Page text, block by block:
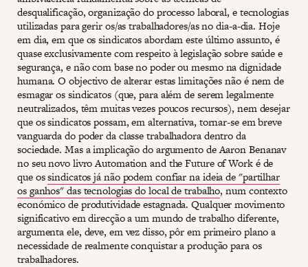
desqualificação, organização do processo laboral, e tecnologias
utilizadas para gerir os/as trabalhadores/as no dia-a-dia. Hoje
em dia, em que os sindicatos abordam este último assunto, é
quase exclusivamente com respeito à legislação sobre saúde e
segurança, e não com base no poder ou mesmo na dignidade
humana. O objectivo de alterar estas limitações não é nem de
esmagar os sindicatos (que, para além de serem legalmente
neutralizados, têm muitas vezes poucos recursos), nem desejar
que os sindicatos possam, em alternativa, tornar-se em breve
vanguarda do poder da classe trabalhadora dentro da
sociedade. Mas a implicação do argumento de Aaron Benanav
no seu novo livro Automation and the Future of Work é de
que ossindicatos já não podem confiar na ideia de "partilhar
os ganhos" das tecnologias do local de trabalho, num contexto
económico de produtividade estagnada. Qualquer movimento
significativo em direcção a um mundo de trabalho diferente,
argumenta ele, deve, em vez disso, pôr em primeiro plano a
necessidade de realmente conquistar a produção para os
trabalhadores.